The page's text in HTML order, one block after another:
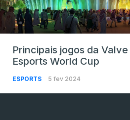
Principais jogos da
Esports World Cup
ESPORTS 5 fev 2024